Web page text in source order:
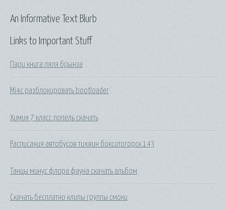
Links to Important Stuff
Пари книга ляля брынза
Mi4c разблокировать bootloader
Химия 7 класс попель скачать
Расписания автобусов тихвин бокситогорск 143
Танцы минус флора фауна скачать альбом
Скачать бесплатно клипы группы смоки
An Informative Text Blurb